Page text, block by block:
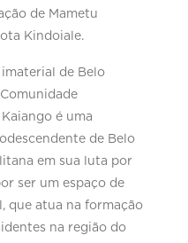
de Mametu
Kindoiale.
de Belo
é uma
de Belo
em sua luta por
ser um espaço de
que atua na formação
na região do